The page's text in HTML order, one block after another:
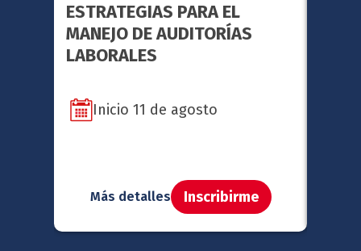
ESTRATEGIAS PARA EL
MANEJO DE AUDITORÍAS
LABORALES
Inicio 11 de agosto
Más detalles Inscribirme